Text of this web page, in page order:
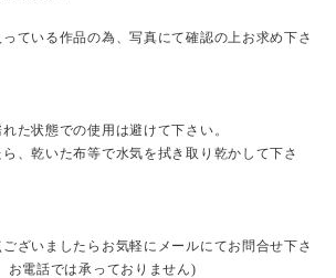
ている作品の為、写真にて確認の上お求め下さ
た状態での使用は避けて下さい。
、乾いた布等で水気を拭き取り乾かして下さ
ざいましたらお気軽にメールにてお問合せ下さ
お電話では承っておりません)